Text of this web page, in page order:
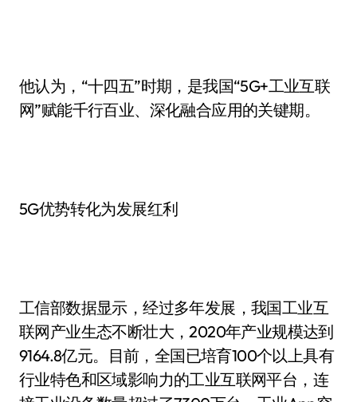
他认为，“十四五”时期，是我国“5G+工业互联
网”赋能千行百业、深化融合应用的关键期。
5G优势转化为发展红利
工信部数据显示，经过多年发展，我国工业互
联网产业生态不断壮大，2020年产业规模达到
9164.8亿元。目前，全国已培育100个以上具有
行业特色和区域影响力的工业互联网平台，连